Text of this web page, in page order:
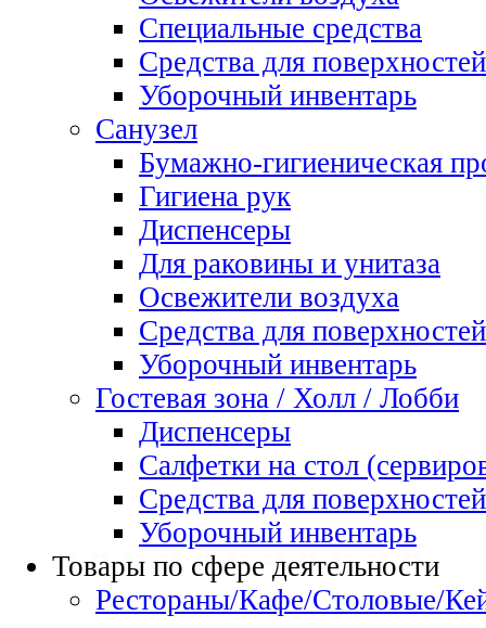
Специальные средства
Средства для поверхностей
Уборочный инвентарь
Санузел
Бумажно-гигиеническая
Гигиена рук
Диспенсеры
Для раковины и унитаза
Освежители воздуха
Средства для поверхностей
Уборочный инвентарь
Гостевая зона / Холл / Лобби
Диспенсеры
Салфетки на стол
Средства для поверхностей
Уборочный инвентарь
Товары по сфере деятельности
Рестораны/Кафе/Столовые/